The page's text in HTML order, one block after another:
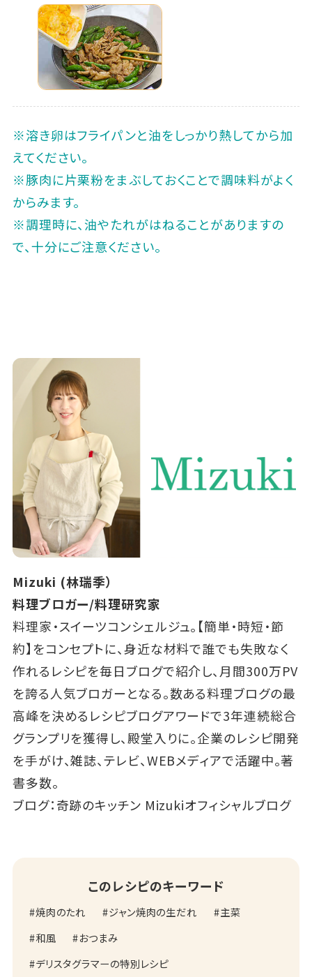
※溶き卵はフライパンと油をしっかり熱してから加
えてください。
※豚肉に片栗粉をまぶしておくことで調味料がよく
からみます。
※調理時に、油やたれがはねることがありますの
で、十分にご注意ください。
Mizuki (林瑞季）
料理ブロガー/料理研究家
料理家・スイーツコンシェルジュ。【簡単・時短・節
約】をコンセプトに、身近な材料で誰でも失敗なく
作れるレシピを毎日ブログで紹介し、月間300万PV
を誇る人気ブロガーとなる。数ある料理ブログの最
高峰を決めるレシピブログアワードで3年連続総合
グランプリを獲得し、殿堂入りに。企業のレシピ開発
を手がけ、雑誌、テレビ、WEBメディアで活躍中。著
書多数。
ブログ：奇跡のキッチン Mizukiオフィシャルブログ
このレシピのキーワード
焼肉のたれ ジャン焼肉の生だれ
主菜
和風
おつまみ
デリスタグラマーの特別レシピ